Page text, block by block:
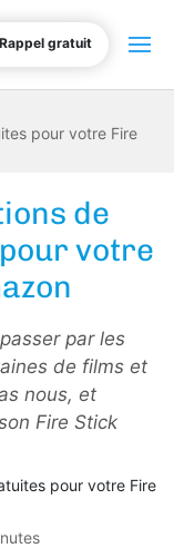
Rappel gratuit
pour votre Fire
de
votre
par les
de films et
nous, et
Fire Stick